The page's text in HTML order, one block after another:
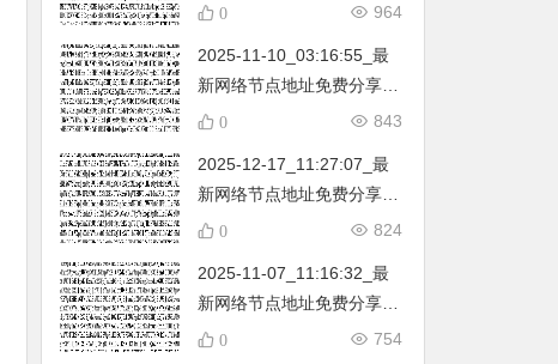
不定期更新…开放免费分享
韩国|新加坡|台湾|马来西亚|
…
964
0
2025-11-10_03:16:55_最
新网络节点地址免费分享…
不定期更新…开放免费分享
韩国|新加坡|台湾|马来西亚|
…
843
0
2025-12-17_11:27:07_最
新网络节点地址免费分享…
不定期更新…开放免费分享
韩国|新加坡|台湾|马来西亚|
…
824
0
2025-11-07_11:16:32_最
新网络节点地址免费分享…
不定期更新…开放免费分享
754
0